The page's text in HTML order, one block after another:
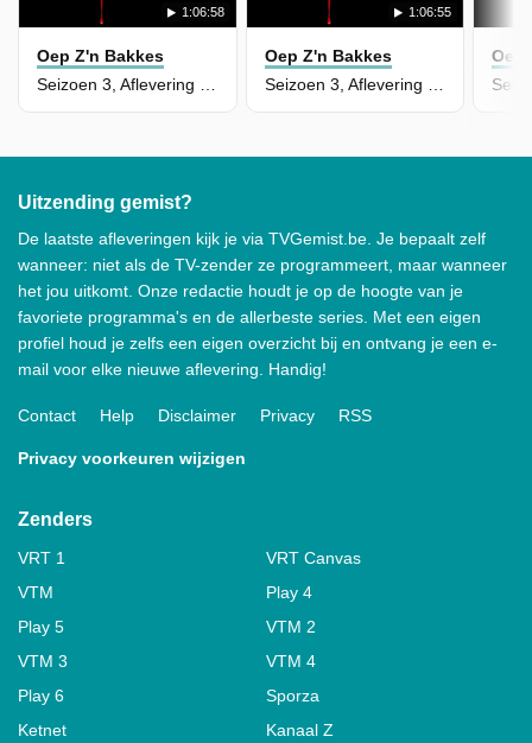
1:06:58
Oep Z'n Bakkes
1:06:55
Oep Z'n Bakkes
Oep
Uitzending gemist?
De laatste afleveringen kijk je via TVGemist.be. Je bepaalt zelf
wanneer: niet als de TV-zender ze programmeert, maar wanneer
het jou uitkomt. Onze redactie houdt je op de hoogte van je
favoriete programma's en de allerbeste series. Met een eigen
profiel houd je zelfs een eigen overzicht bij en ontvang je een e-
mail voor elke nieuwe aflevering. Handig!
Contact Help Disclaimer Privacy RSS
Privacy voorkeuren wijzigen
Zenders
VRT 1
VRT Canvas
VTM
Play 4
Play 5
VTM 2
VTM 3
VTM 4
Play 6
Sporza
Ketnet
Kanaal Z